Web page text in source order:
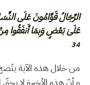
الرِّجَالُ قَوَّامُونَ عَلَى
عَلَىٰ بَعْضٍ وَبِمَا أَنفَقُوا
34
من خلال هذه الآية
و أنّ هذه الأخيرة لا يحقّ